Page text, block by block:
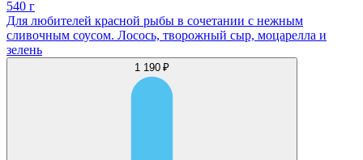
540 г
Для любителей красной рыбы в сочетании с нежным
сливочным соусом. Лосось, творожный сыр, моцарелла и
зелень
1 190 ₽